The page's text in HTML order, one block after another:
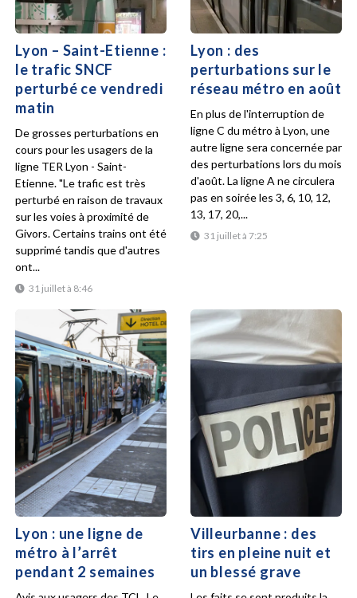
Lyon – Saint-Etienne :
le trafic SNCF
perturbé ce vendredi
matin
31 juillet à 8:46
De grosses perturbations en
cours pour les usagers de la
ligne TER Lyon - Saint-
Etienne. "Le trafic est très
perturbé en raison de travaux
sur les voies à proximité de
Givors. Certains trains ont été
supprimé tandis que d'autres
ont...
Lyon : des
perturbations sur le
réseau métro en août
31 juillet à 7:25
En plus de l'interruption de
ligne C du métro à Lyon, une
autre ligne sera concernée par
des perturbations lors du mois
d'août. La ligne A ne circulera
pas en soirée les 3, 6, 10, 12,
13, 17, 20,...
Lyon : une ligne de
métro à l’arrêt
pendant 2 semaines
Villeurbanne : des
tirs en pleine nuit et
un blessé grave